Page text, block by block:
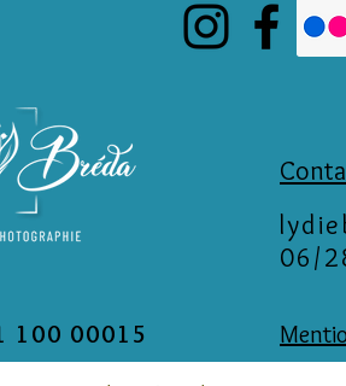
100 00015
06/